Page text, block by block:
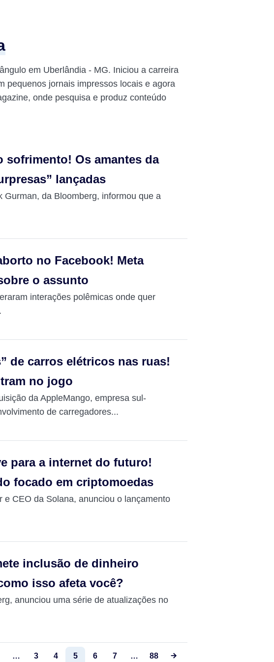
em Uberlândia - MG. Iniciou a carreira
pequenos jornais impressos locais e agora
onde pesquisa e produz conteúdo
sofrimento! Os amantes da
lançadas
Gurman, da Bloomberg, informou que a
no Facebook! Meta
o assunto
interações polêmicas onde quer
de carros elétricos nas ruas!
no jogo
da AppleMango, empresa sul-
de carregadores...
para a internet do futuro!
focado em criptomoedas
e CEO da Solana, anunciou o lançamento
inclusão de dinheiro
isso afeta você?
anunciou uma série de atualizações no
… 3 4 5 6 7 … 88